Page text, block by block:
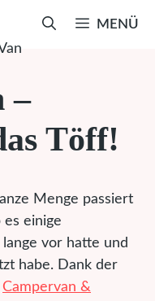
MENÜ
–
Töff!
Menge passiert
es einige
vor hatte und
habe. Dank der
Campervan &